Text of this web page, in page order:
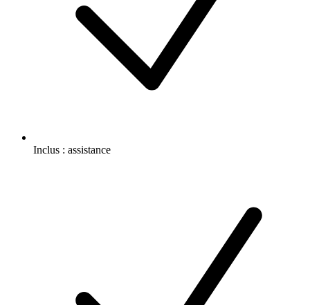
Inclus : assistance